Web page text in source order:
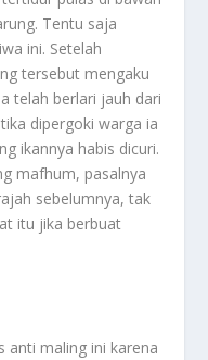
Tentu saja
ini. Setelah
tersebut mengaku
telah berlari jauh dari
dipergoki warga ia
ikannya habis dicuri.
mafhum, pasalnya
sebelumnya, tak
itu jika berbuat
anti maling ini karena